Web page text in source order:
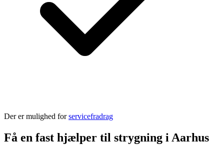
Der er mulighed forservicefradrag
Få en fast hjælper til strygning i Aarhus